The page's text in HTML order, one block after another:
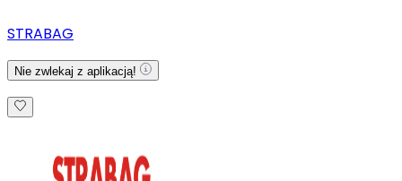
STRABAG
Nie zwlekaj z aplikacją!